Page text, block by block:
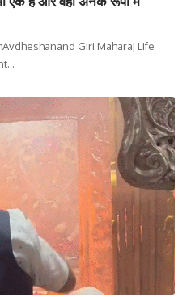
Giri Maharaj Life
…